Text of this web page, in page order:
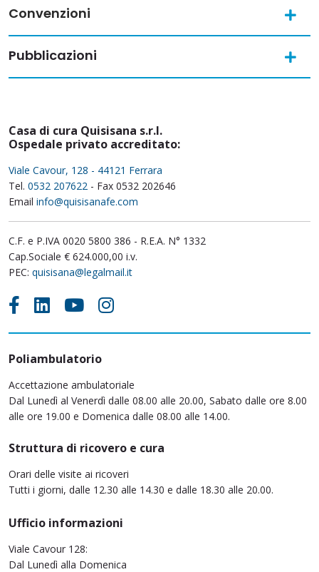
Convenzioni
Pubblicazioni
Casa di cura Quisisana s.r.l.
Ospedale privato accreditato:
Viale Cavour, 128 - 44121 Ferrara
Tel. 0532 207622 - Fax 0532 202646
Email info@quisisanafe.com
C.F. e P.IVA 0020 5800 386 - R.E.A. N° 1332
Cap.Sociale € 624.000,00 i.v.
PEC: quisisana@legalmail.it
Poliambulatorio
Accettazione ambulatoriale
Dal Lunedì al Venerdì dalle 08.00 alle 20.00, Sabato dalle ore 8.00
alle ore 19.00 e Domenica dalle 08.00 alle 14.00.
Struttura di ricovero e cura
Orari delle visite ai ricoveri
Tutti i giorni, dalle 12.30 alle 14.30 e dalle 18.30 alle 20.00.
Ufficio informazioni
Viale Cavour 128:
Dal Lunedì alla Domenica